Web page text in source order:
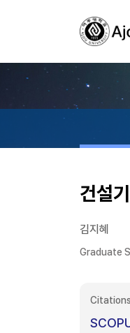
건설
김지혜
Graduate
Citations